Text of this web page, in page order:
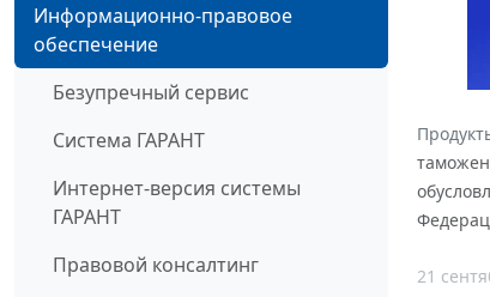
Информационно-правовое
обеспечение
Безупречный сервис
Система ГАРАНТ
Интернет-версия системы
ГАРАНТ
Правовой консалтинг
21